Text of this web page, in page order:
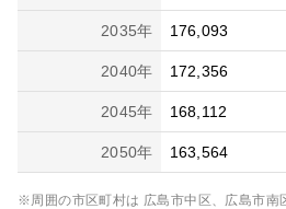
2035年 176,093
2040年 172,356
2045年 168,112
2050年 163,564
※周囲の市区町村は 広島市中区、広島市南